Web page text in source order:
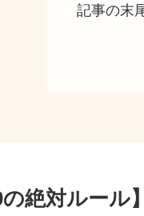
記事の末
の絶対ルー